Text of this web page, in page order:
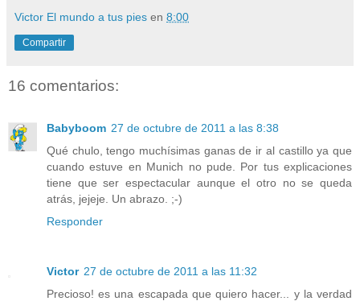
Victor El mundo a tus pies en 8:00
Compartir
16 comentarios:
Babyboom 27 de octubre de 2011 a las 8:38
Qué chulo, tengo muchísimas ganas de ir al castillo ya que
cuando estuve en Munich no pude. Por tus explicaciones
tiene que ser espectacular aunque el otro no se queda
atrás, jejeje. Un abrazo. ;-)
Responder
Victor 27 de octubre de 2011 a las 11:32
Precioso! es una escapada que quiero hacer... y la verdad